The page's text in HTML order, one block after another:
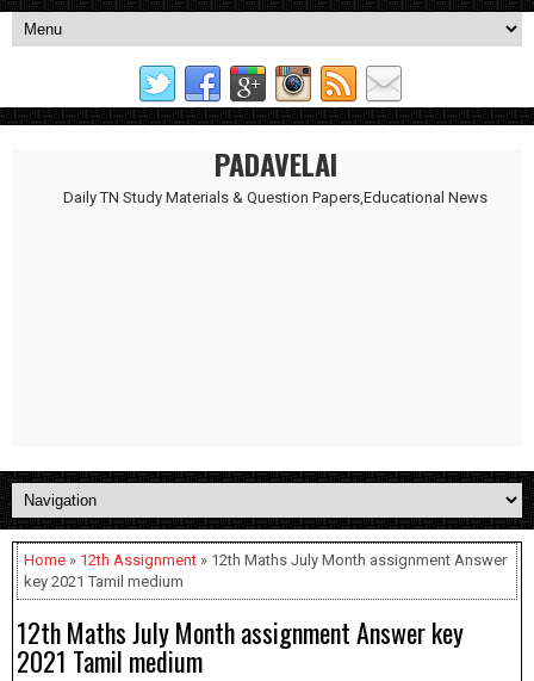
PADAVELAI
Daily TN Study Materials & Question Papers,Educational News
Home » 12th Assignment » 12th Maths July Month assignment Answer
key 2021 Tamil medium
12th Maths July Month assignment Answer key
2021 Tamil medium